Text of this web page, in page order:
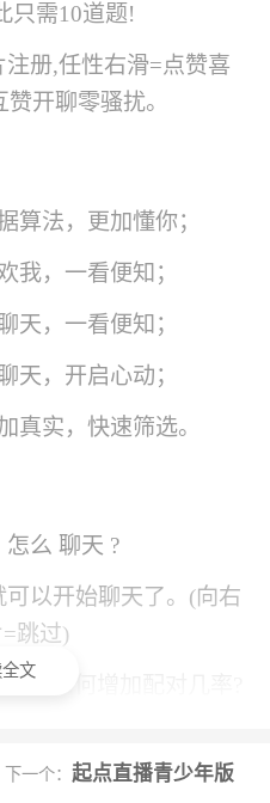
只需10道题!
册,任性右滑=点赞喜
开聊零骚扰。
算法，更加懂你；
我，一看便知；
天，一看便知；
天，开启心动；
真实，快速筛选。
怎么 聊天 ?
以开始聊天了。(向右
跳过)
少?如何增加配对几率?
文
下一个：起点直播青少年版